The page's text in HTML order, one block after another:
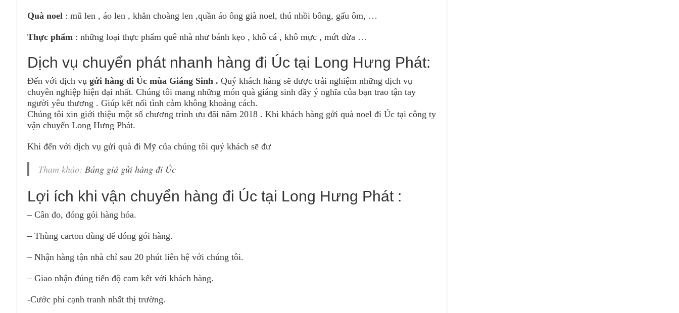
Quà noel : mũ len , áo len , khăn choàng len ,quần áo ông già noel, thú nhồi bông, gấu ôm, …
Thực phẩm : những loại thực phẩm quê nhà như bánh kẹo , khô cá , khô mực , mứt dừa …
Dịch vụ chuyển phát nhanh hàng đi Úc tại Long Hưng Phát:
Đến với dịch vụ gửi hàng đi Úc mùa Giáng Sinh . Quý khách hàng sẽ được trải nghiệm những dịch vụ
chuyên nghiệp hiện đại nhất. Chúng tôi mang những món quà giáng sinh đầy ý nghĩa của bạn trao tận tay
người yêu thương . Giúp kết nối tình cảm không khoảng cách.
Chúng tôi xin giới thiệu một số chương trình ưu đãi năm 2018 . Khi khách hàng gửi quà noel đi Úc tại công ty
vận chuyển Long Hưng Phát.
Khi đến với dịch vụ gửi quà đi Mỹ của chúng tôi quý khách sẽ đư
Tham khảo: Bảng giá gửi hàng đi Úc
Lợi ích khi vận chuyển hàng đi Úc tại Long Hưng Phát :
– Cân đo, đóng gói hàng hóa.
– Thùng carton dùng để đóng gói hàng.
– Nhận hàng tận nhà chỉ sau 20 phút liên hệ với chúng tôi.
– Giao nhận đúng tiến độ cam kết với khách hàng.
-Cước phí cạnh tranh nhất thị trường.